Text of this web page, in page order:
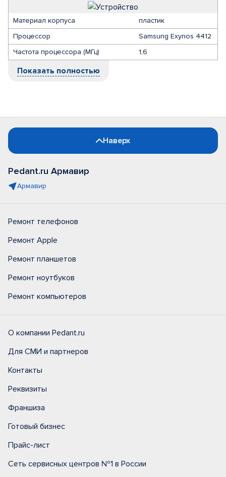
Материал корпуса
пластик
Процессор
Samsung Exynos 4412
Частота процессора (МГц)
1,6
Показать полностью
Наверх
Pedant.ru Армавир
Армавир
Ремонт телефонов
Ремонт Apple
Ремонт планшетов
Ремонт ноутбуков
Ремонт компьютеров
О компании Pedant.ru
Для СМИ и партнеров
Контакты
Реквизиты
Франшиза
Готовый бизнес
Прайс-лист
Сеть сервисных центров №1 в России